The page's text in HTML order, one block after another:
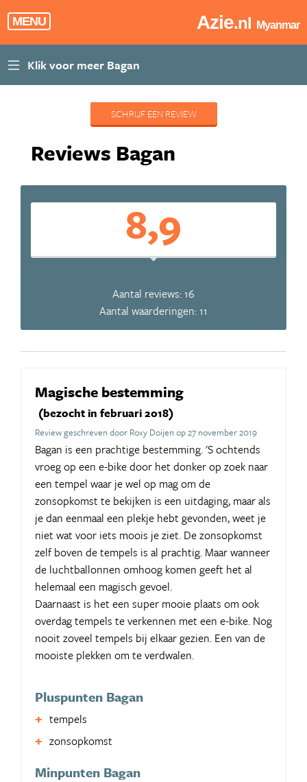
MENU Azie.nl Myanmar
SCHRIJF EEN REVIEW
Reviews Bagan
8,9
Aantal reviews: 16
Aantal waarderingen: 11
Magische bestemming
(bezocht in februari 2018)
Review geschreven door Roxy Doijen op 27 november 2019
Bagan is een prachtige bestemming. 'S ochtends
vroeg op een e-bike door het donker op zoek naar
een tempel waar je wel op mag om de
zonsopkomst te bekijken is een uitdaging, maar als
je dan eenmaal een plekje hebt gevonden, weet je
niet wat voor iets moois je ziet. De zonsopkomst
zelf boven de tempels is al prachtig. Maar wanneer
de luchtballonnen omhoog komen geeft het al
helemaal een magisch gevoel.
Daarnaast is het een super mooie plaats om ook
overdag tempels te verkennen met een e-bike. Nog
nooit zoveel tempels bij elkaar gezien. Een van de
mooiste plekken om te verdwalen.
Pluspunten Bagan
tempels
zonsopkomst
Minpunten Bagan